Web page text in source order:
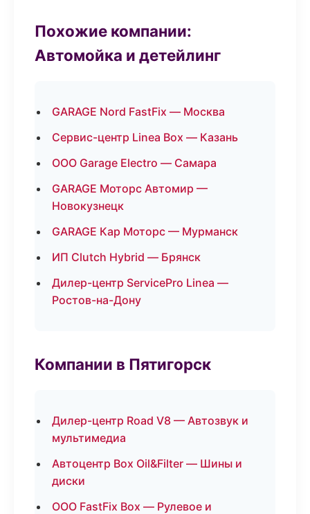
Похожие компании:
Автомойка и детейлинг
GARAGE Nord FastFix — Москва
Сервис-центр Linea Box — Казань
ООО Garage Electro — Самара
GARAGE Моторс Автомир —
Новокузнецк
GARAGE Кар Моторс — Мурманск
ИП Clutch Hybrid — Брянск
Дилер-центр ServicePro Linea —
Ростов-на-Дону
Компании в Пятигорск
Дилер-центр Road V8 — Автозвук и
мультимедиа
Автоцентр Box Oil&Filter — Шины и
диски
ООО FastFix Box — Рулевое и